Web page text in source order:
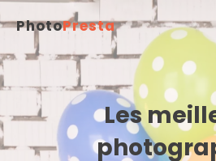
PhotoPresta
Les